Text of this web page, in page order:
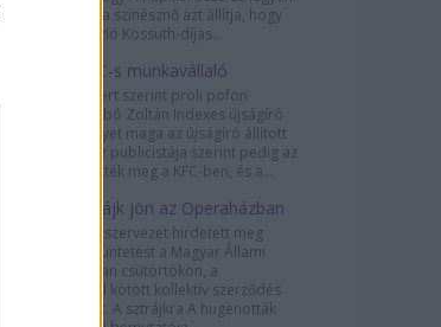
„Sárosdi Lilla színésznő azt állítja, hogy
Marton László Kossuth-díjas...
Je suis KFC-s munkavállaló
Puzsér Róbert szerint proli pofon
csattant Szabó Zoltán Indexes újságíró
arcán, amelyet maga az újságíró állított
elő. A Fidesz publicistája szerint pedig az
Indexet ütötték meg a KFC-ben, és a...
Újabb sztrájk jön az Operaházban
Három szakszervezet hirdetett meg
munkabeszüntetést a Magyar Állami
Operaházban csütörtökön, a
dolgozókkal kötött kollektív szerződés
hiánya miatt. A sztrájkra A hugenották